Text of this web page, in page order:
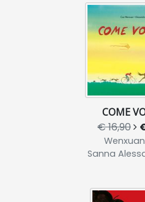
COME
€ 16,90
Sanna